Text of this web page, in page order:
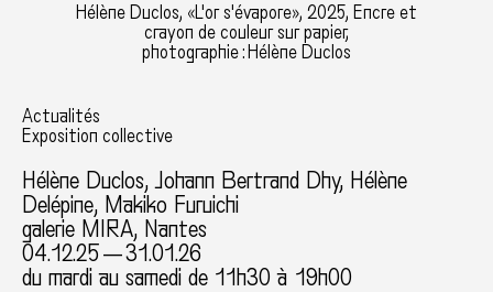
Hélène Duclos, «L'or s'évapore», 2025, Encre et
crayon de couleur sur papier,
photographie : Hélène Duclos
Actualités
Exposition collective
Hélène Duclos,Johann Bertrand Dhy, Hélène
Delépine, Makiko Furuichi
galerie MIRA, Nantes
04.12.25 — 31.01.26
du mardi au samedi de 11h30 à 19h00